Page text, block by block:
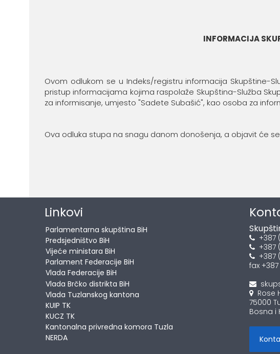
INFORMACIJA
Ovom odlukom se u Indeks/registru informacija Skupštine-
pristup informacijama kojima raspolaže Skupština-Služba
za informisanje, umjesto "Sadete Subašić", kao osoba za
Ova odluka stupa na snagu danom donošenja, a objavit će
Linkovi
Parlamentarna skupština BiH
Predsjedništvo BiH
Vijeće ministara BiH
Parlament Federacije BiH
Vlada Federacije BiH
Vlada Brčko distrikta BiH
Vlada Tuzlanskog kantona
KUIP TK
KUCZ TK
Kantonalna privredna komora Tuzla
NERDA
+387
+387
+387
fax
Rose
75000
Bosna i